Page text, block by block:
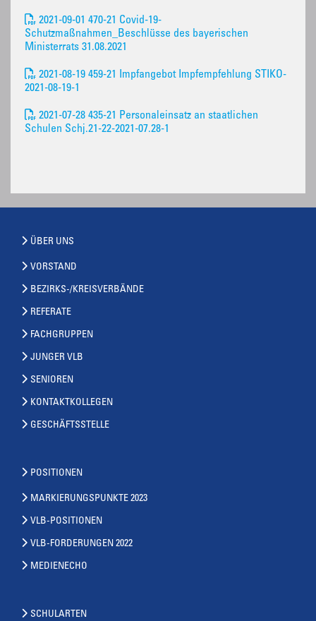
2021-09-01 470-21 Covid-19-
Schutzmaßnahmen_Beschlüsse des bayerischen
Ministerrats 31.08.2021
2021-08-19 459-21 Impfangebot Impfempfehlung STIKO-
2021-08-19-1
2021-07-28 435-21 Personaleinsatz an staatlichen
Schulen Schj.21-22-2021-07.28-1
ÜBER UNS
VORSTAND
BEZIRKS-/KREISVERBÄNDE
REFERATE
FACHGRUPPEN
JUNGER VLB
SENIOREN
KONTAKTKOLLEGEN
GESCHÄFTSSTELLE
POSITIONEN
MARKIERUNGSPUNKTE 2023
VLB-POSITIONEN
VLB-FORDERUNGEN 2022
MEDIENECHO
SCHULARTEN